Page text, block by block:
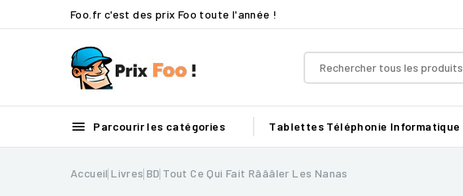
Foo.fr c'est des prix Foo toute l'année !
 Parcourir les catégories Tablettes Téléphonie Informatique
Accueil Livres BD Tout Ce Qui Fait Râââler Les Nanas